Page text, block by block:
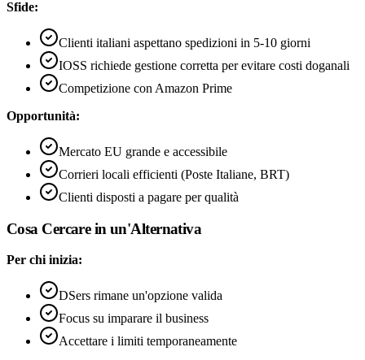
Sfide:
Clienti italiani aspettano spedizioni in 5-10 giorni
IOSS richiede gestione corretta per evitare costi doganali
Competizione con Amazon Prime
Opportunità:
Mercato EU grande e accessibile
Corrieri locali efficienti (Poste Italiane, BRT)
Clienti disposti a pagare per qualità
Cosa Cercare in un'Alternativa
Per chi inizia:
DSers rimane un'opzione valida
Focus su imparare il business
Accettare i limiti temporaneamente